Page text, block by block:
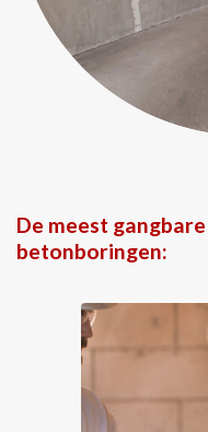
De meest
betonboringen: